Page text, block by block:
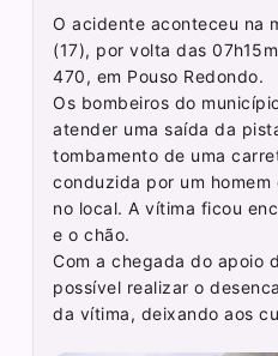
O acidente aconteceu na
(17), por volta das
470, em Pouso Redondo.
Os bombeiros do
atender uma saída da
tombamento de uma
conduzida por um homem
no local. A vítima ficou
e o chão.
Com a chegada do apoio
possível realizar o
da vítima, deixando aos